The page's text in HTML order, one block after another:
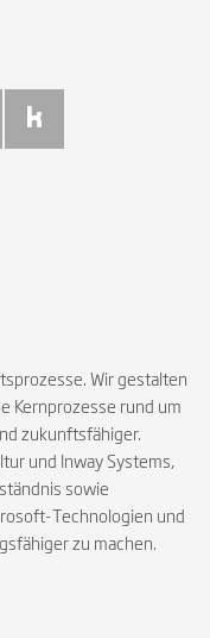
Wir gestalten
Kernprozesse rund um
zukunftsfähiger.
und Inway Systems,
sowie
Technologien und
zu machen.